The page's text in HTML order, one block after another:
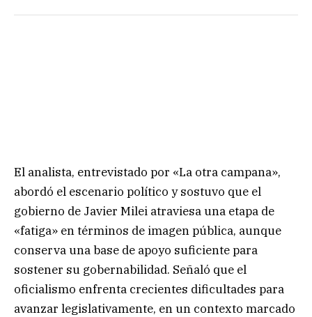
El analista, entrevistado por «La otra campana»,
abordó el escenario político y sostuvo que el
gobierno de Javier Milei atraviesa una etapa de
«fatiga» en términos de imagen pública, aunque
conserva una base de apoyo suficiente para
sostener su gobernabilidad. Señaló que el
oficialismo enfrenta crecientes dificultades para
avanzar legislativamente, en un contexto marcado